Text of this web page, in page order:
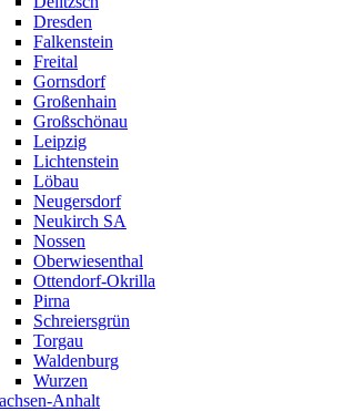
Dresden
Falkenstein
Freital
Gornsdorf
Großenhain
Großschönau
Leipzig
Lichtenstein
Löbau
Neugersdorf
Neukirch SA
Nossen
Oberwiesenthal
Ottendorf-Okrilla
Pirna
Schreiersgrün
Torgau
Waldenburg
Wurzen
Anhalt